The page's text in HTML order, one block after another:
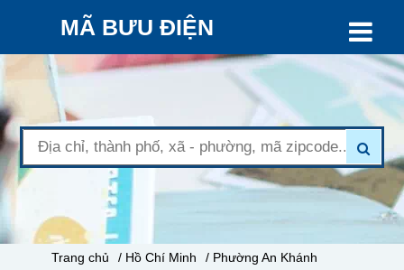
MÃ BƯU ĐIỆN
Trang chủ / Hồ Chí Minh / Phường An Khánh